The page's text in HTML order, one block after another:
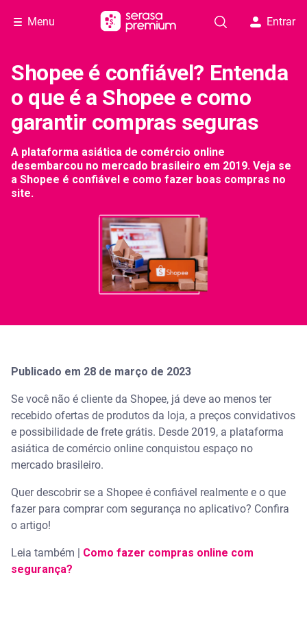
Menu Entrar
Shopee é confiável? Entenda
o que é a Shopee e como
garantir compras seguras
A plataforma asiática de comércio online
desembarcou no mercado brasileiro em 2019. Veja se
a Shopee é confiável e como fazer boas compras no
site.
Publicado em 28 de março de 2023
Se você não é cliente da Shopee, já deve ao menos ter
recebido ofertas de produtos da loja, a preços convidativos
e possibilidade de frete grátis. Desde 2019, a plataforma
asiática de comércio online conquistou espaço no
mercado brasileiro.
Quer descobrir se a Shopee é confiável realmente e o que
fazer para comprar com segurança no aplicativo? Confira
o artigo!
Leia também | Como fazer compras online com
segurança?